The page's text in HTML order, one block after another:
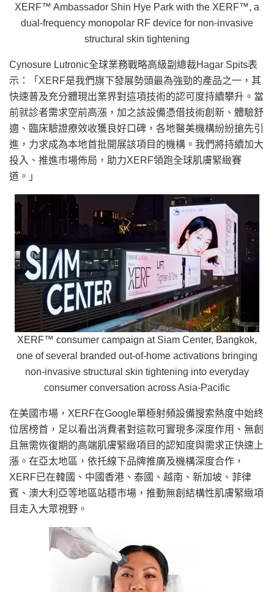
XERF™ Ambassador Shin Hye Park with the XERF™, a
dual-frequency monopolar RF device for non-invasive
structural skin tightening
Cynosure Lutronic全球業務戰略高級副總裁Hagar Spits表
示：「XERF是我們旗下發展勢頭最為強勁的產品之一，其
快速普及充分體現出業界對這項技術的認可度持續攀升。當
前就診者需求空前高漲，加之該設備憑借技術創新、體驗舒
適、臨床驗證療效收獲良好口碑，各地醫美機構紛紛搶先引
進，力求成為本地首批開展該項目的機構。我們將持續加大
投入、推進市場佈局，助力XERF領跑全球肌膚緊緻賽
道。」
XERF™ consumer campaign at Siam Center, Bangkok,
one of several branded out-of-home activations bringing
non-invasive structural skin tightening into everyday
consumer conversation across Asia-Pacific
在美國市場，XERF在Google單極射頻設備搜索熱度中始終
位居榜首，足以看出消費者對這款可實現多深度作用、無創
且無需恢復期的高端肌膚緊緻項目的認知度與需求正快速上
漲。在亞太地區，依托線下品牌推廣及機構深度合作，
XERF已在韓國、中國香港、泰國、越南、新加坡、菲律
賓、澳大利亞等地區站穩市場，推動無創結構性肌膚緊緻項
目走入大眾視野。